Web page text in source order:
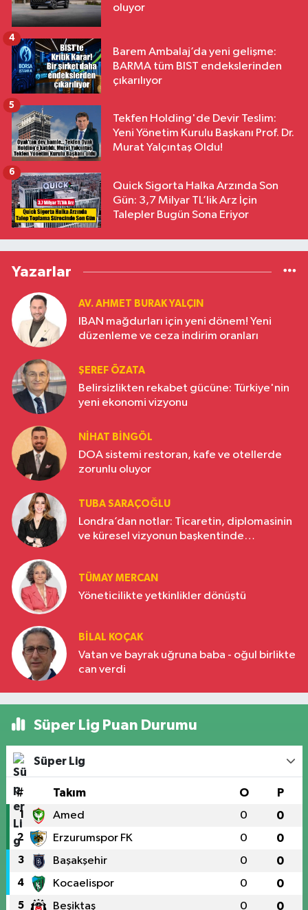
oluyor
Barem Ambalaj’da yeni gelişme:
BARMA tüm BIST endekslerinden
çıkarılıyor
4
Tekfen Holding'de Devir Teslim:
Yeni Yönetim Kurulu Başkanı Prof. Dr.
Murat Yalçıntaş Oldu!
5
Quick Sigorta Halka Arzında Son
Gün: 3,7 Milyar TL’lik Arz İçin
Talepler Bugün Sona Eriyor
6
Yazarlar
AV. AHMET BURAK YALÇIN
IBAN mağdurları için yeni dönem! Yeni
düzenleme ve ceza indirim oranları
ŞEREF ÖZATA
Belirsizlikten rekabet gücüne: Türkiye'nin
yeni ekonomi vizyonu
NIHAT BINGÖL
DOA sistemi restoran, kafe ve otellerde
zorunlu oluyor
TUBA SARAÇOĞLU
Londra’dan notlar: Ticaretin, diplomasinin
ve küresel vizyonun başkentinde
TÜMAY MERCAN
Yöneticilikte yetkinlikler dönüştü
BILAL KOÇAK
Vatan ve bayrak uğruna baba - oğul birlikte
can verdi
Süper Lig Puan Durumu
Süper Lig
# Takım O P
1 Amed 0 0
2 Erzurumspor FK 0 0
3 Başakşehir 0 0
4 Kocaelispor 0 0
5 Beşiktaş 0 0